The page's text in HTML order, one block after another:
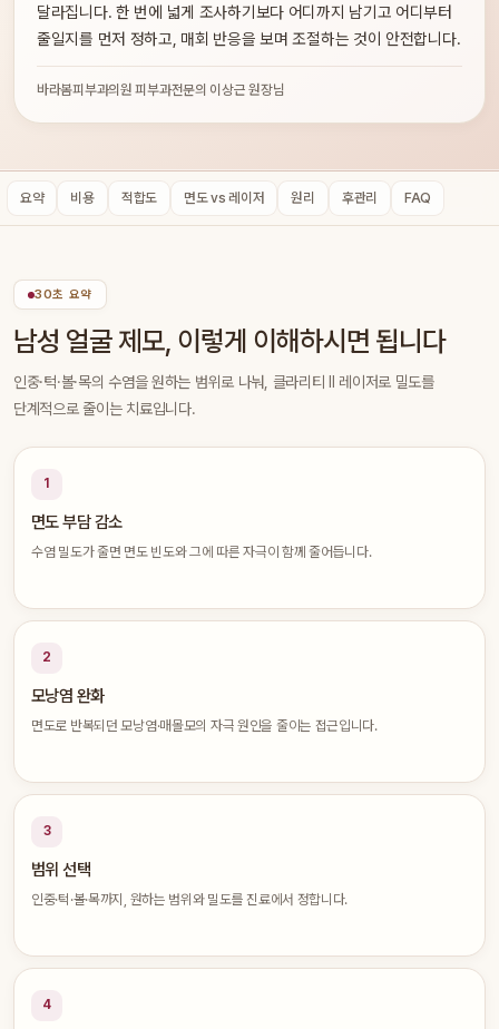
달라집니다. 한 번에 넓게 조사하기보다 어디까지 남기고 어디부터
줄일지를 먼저 정하고, 매회 반응을 보며 조절하는 것이 안전합니다.
바라봄피부과의원 피부과전문의 이상근 원장님
요약 비용 적합도 면도 vs 레이저 원리 후관리 FAQ
30초 요약
남성 얼굴 제모, 이렇게 이해하시면 됩니다
인중·턱·볼·목의 수염을 원하는 범위로 나눠, 클라리티 II 레이저로 밀도를
단계적으로 줄이는 치료입니다.
1
면도 부담 감소
수염 밀도가 줄면 면도 빈도와 그에 따른 자극이 함께 줄어듭니다.
2
모낭염 완화
면도로 반복되던 모낭염·매몰모의 자극 원인을 줄이는 접근입니다.
3
범위 선택
인중·턱·볼·목까지, 원하는 범위와 밀도를 진료에서 정합니다.
4